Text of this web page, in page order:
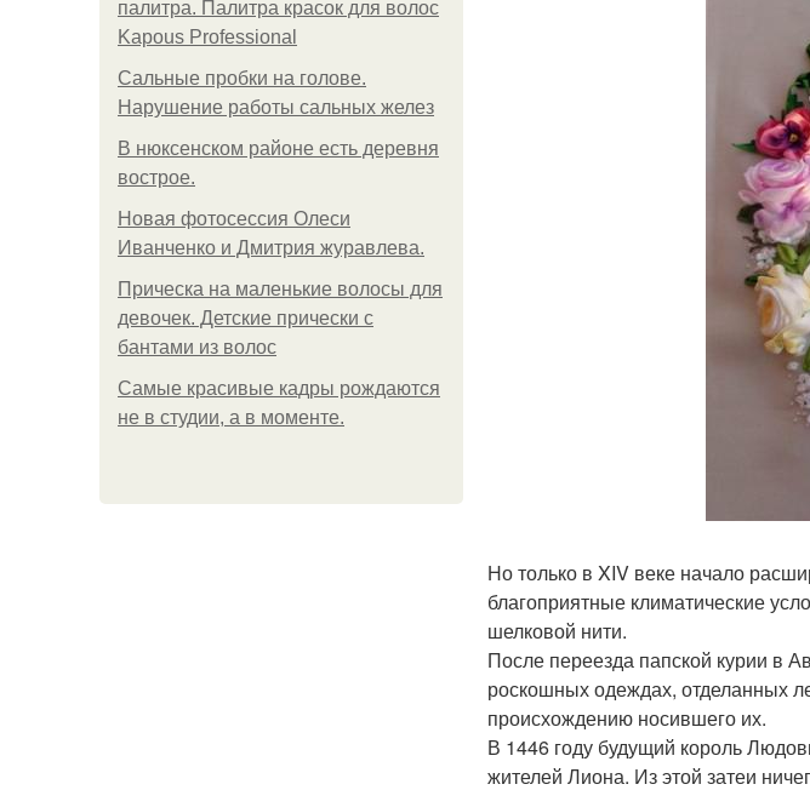
палитра. Палитра красок для волос
Kapous Professional
Сальные пробки на голове.
Нарушение работы сальных желез
В нюксенском районе есть деревня
вострое.
Новая фотосессия Олеси
Иванченко и Дмитрия журавлева.
Прическа на маленькие волосы для
девочек. Детские прически с
бантами из волос
Самые красивые кадры рождаются
не в студии, а в моменте.
Но только в XIV веке начало
благоприятные климатические
шелковой нити.
После переезда папской курии в
роскошных одеждах, отделанных
происхождению носившего их.
В 1446 году будущий король
жителей Лиона. Из этой затеи